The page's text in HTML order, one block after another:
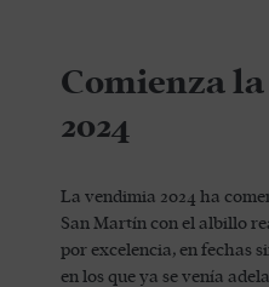
Comienza
2024
La vendimia 2024 ha
San Martín con el albillo
por excelencia, en fechas
en los que ya se venía